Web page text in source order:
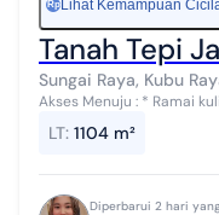
Rp Lihat Kemampuan
Tanah Tepi
Sungai Raya, Kubu
Akses Menuju : * Ramai
LT: 1104 m²
Diperbarui 2 hari